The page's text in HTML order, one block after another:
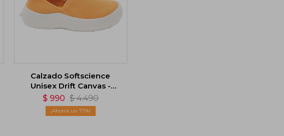
Calzado Softscience
Unisex Drift Canvas -
Naranja
$ 990 $ 4.490
77